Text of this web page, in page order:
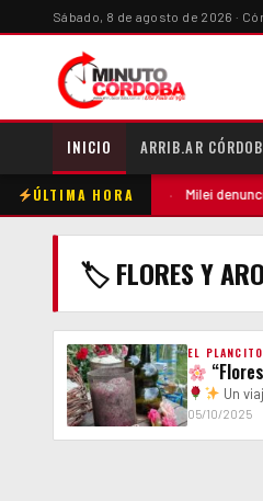
Sábado, 8 de agosto de 2026 ·
INICIO ARRIB.AR
ÚLTIMA HORA
contra la madre Milei
🏷 FLORES Y
EL
Un
05/10/2025